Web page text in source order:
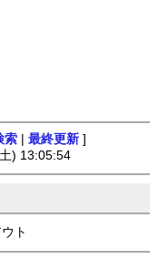
索 最終更新 ]
) 13:05:54
ト